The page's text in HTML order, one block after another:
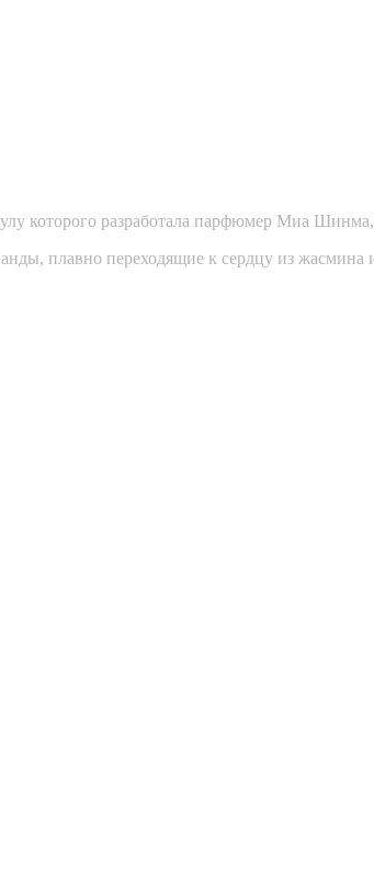
которого разработала парфюмер Миа
плавно переходящие к сердцу из